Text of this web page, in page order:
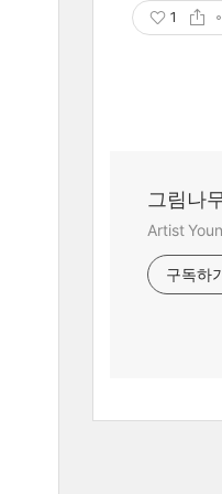
1
그림나
Artist
구독하